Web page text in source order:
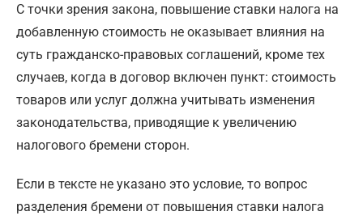
С точки зрения закона, повышение ставки налога на
добавленную стоимость не оказывает влияния на
суть гражданско-правовых соглашений, кроме тех
случаев, когда в договор включен пункт: стоимость
товаров или услуг должна учитывать изменения
законодательства, приводящие к увеличению
налогового бремени сторон.
Если в тексте не указано это условие, то вопрос
разделения бремени от повышения ставки налога